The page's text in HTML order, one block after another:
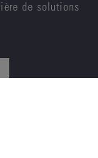
de solutions